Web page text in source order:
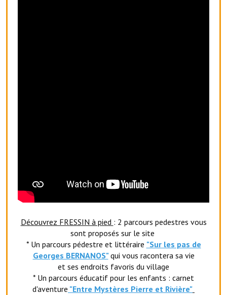
Fressin, cité verte et tourisme sportif
Le sentier de la Planquette
Fressin, lauréat village fleuri
Le sentier de découverte du village
Les foulées Fressinoises
Découvrez FRESSIN à pied : 2 parcours pedestres vous
sont proposés sur le site
* Un parcours pédestre et littéraire "Sur les pas de
Georges BERNANOS" qui vous racontera sa vie
et ses endroits favoris du village
* Un parcours éducatif pour les enfants : carnet
d'aventure "Entre Mystères Pierre et Rivière"